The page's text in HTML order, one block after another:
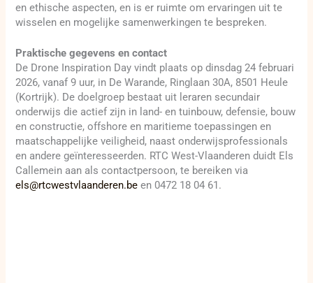
en ethische aspecten, en is er ruimte om ervaringen uit te
wisselen en mogelijke samenwerkingen te bespreken.
Praktische gegevens en contact
De Drone Inspiration Day vindt plaats op dinsdag 24 februari
2026, vanaf 9 uur, in De Warande, Ringlaan 30A, 8501 Heule
(Kortrijk). De doelgroep bestaat uit leraren secundair
onderwijs die actief zijn in land- en tuinbouw, defensie, bouw
en constructie, offshore en maritieme toepassingen en
maatschappelijke veiligheid, naast onderwijsprofessionals
en andere geïnteresseerden. RTC West-Vlaanderen duidt Els
Callemein aan als contactpersoon, te bereiken via
els@rtcwestvlaanderen.be en 0472 18 04 61.